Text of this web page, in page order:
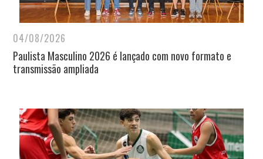
04/08/2026
Paulista Masculino 2026 é lançado com novo formato e
transmissão ampliada